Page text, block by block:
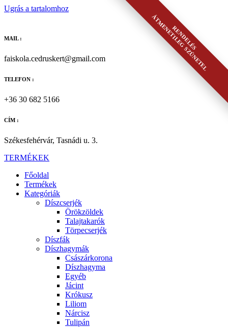
RENDELÉS
ÁTMENETILEG SZÜNETEL
Ugrás a tartalomhoz
MAIL :
faiskola.cedruskert@gmail.com
TELEFON :
+36 30 682 5166
CÍM :
Székesfehérvár, Tasnádi u. 3.
TERMÉKEK
Főoldal
Termékek
Kategóriák
Díszcserjék
Örökzöldek
Talajtakarók
Törpecserjék
Díszfák
Díszhagymák
Császárkorona
Díszhagyma
Egyéb
Jácint
Krókusz
Liliom
Nárcisz
Tulipán